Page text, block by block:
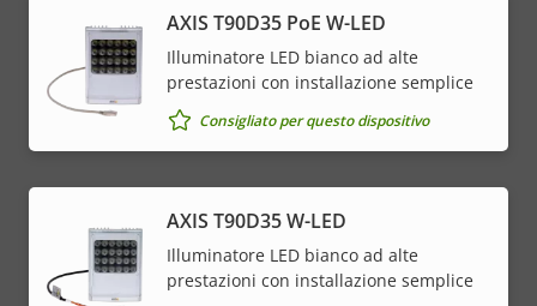
AXIS T90D35 PoE W-LED
Illuminatore LED bianco ad alte
prestazioni con installazione semplice
Consigliato per questo dispositivo
AXIS T90D35 W-LED
Illuminatore LED bianco ad alte
prestazioni con installazione semplice